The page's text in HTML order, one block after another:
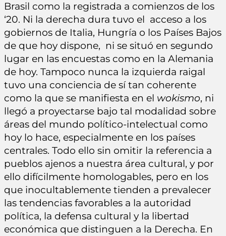
Brasil como la registrada a comienzos de los
‘20. Ni la derecha dura tuvo el acceso a los
gobiernos de Italia, Hungría o los Países Bajos
de que hoy dispone, ni se situó en segundo
lugar en las encuestas como en la Alemania
de hoy. Tampoco nunca la izquierda raigal
tuvo una conciencia de sí tan coherente
como la que se manifiesta en el wokismo, ni
llegó a proyectarse bajo tal modalidad sobre
áreas del mundo político-intelectual como
hoy lo hace, especialmente en los países
centrales. Todo ello sin omitir la referencia a
pueblos ajenos a nuestra área cultural, y por
ello difícilmente homologables, pero en los
que inocultablemente tienden a prevalecer
las tendencias favorables a la autoridad
política, la defensa cultural y la libertad
económica que distinguen a la Derecha. En